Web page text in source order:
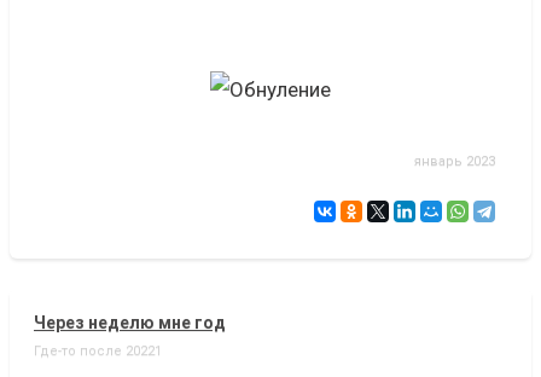
январь 2023
Через неделю мне год
Где-то после 20221